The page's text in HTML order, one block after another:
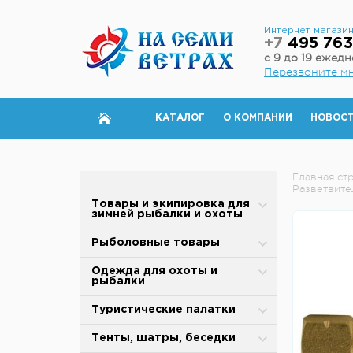
Интернет магазин
+7 495
с 9 до 19
Перезвоните
КАТАЛОГ О КОМПАНИИ
Товары и экипировка для
зимней рыбалки и охоты
Палатки для зимней рыбалки
Полы для зимней палатки
Рыболовные товары
Блесны
карабины
Одежда для охоты и
рыбалки
Зимняя одежда
Защита от дождя и ветра
Туристические палатки
Alpika
Тенты, шатры, беседки
Главная